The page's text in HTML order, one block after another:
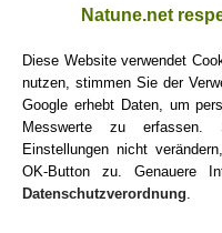
Zwillinge
Natune.net
Diese Website verwendet
nutzen, stimmen Sie der
Google erhebt Daten, um
Messwerte zu erfassen.
Einstellungen nicht
OK-Button zu. Genauere
Datenschutzverordnung.